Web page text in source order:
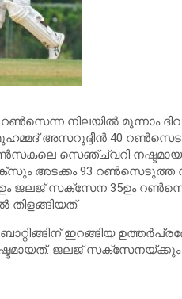
റൺസെന്ന നിലയിൽ മൂന്നാം
അസറുദ്ദീൻ 40
സെഞ്ച്വറി
അടക്കം 93 റൺസെടുത്ത
ജലജ് സക്സേന 35ഉം
തിളങ്ങിയത്.
ബാറ്റിങ്ങിന് ഇറങ്ങിയ
ജലജ്